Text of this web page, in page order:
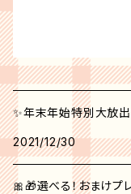
✨年末年始特別大放
2021/12/30
🎀🎁選べる！おまけプ